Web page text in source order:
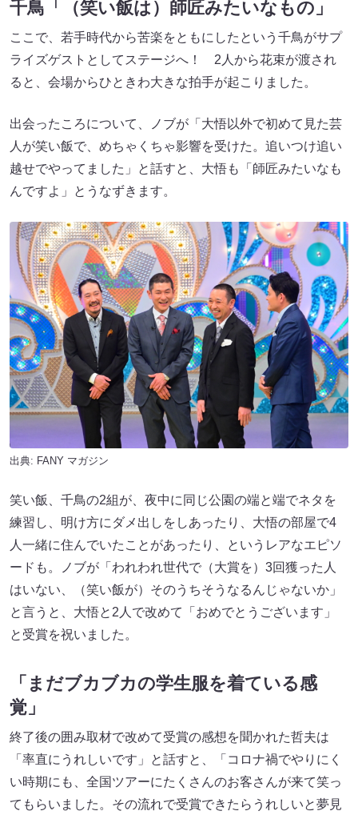
千鳥「（笑い飯は）師匠みたいなもの」
ここで、若手時代から苦楽をともにしたという千鳥がサプ
ライズゲストとしてステージへ！ 2人から花束が渡され
ると、会場からひときわ大きな拍手が起こりました。
出会ったころについて、ノブが「大悟以外で初めて見た芸
人が笑い飯で、めちゃくちゃ影響を受けた。追いつけ追い
越せでやってました」と話すと、大悟も「師匠みたいなも
んですよ」とうなずきます。
出典: FANY マガジン
笑い飯、千鳥の2組が、夜中に同じ公園の端と端でネタを
練習し、明け方にダメ出しをしあったり、大悟の部屋で4
人一緒に住んでいたことがあったり、というレアなエピソ
ードも。ノブが「われわれ世代で（大賞を）3回獲った人
はいない、（笑い飯が）そのうちそうなるんじゃないか」
と言うと、大悟と2人で改めて「おめでとうございます」
と受賞を祝いました。
「まだブカブカの学生服を着ている感
覚」
終了後の囲み取材で改めて受賞の感想を聞かれた哲夫は
「率直にうれしいです」と話すと、「コロナ禍でやりにく
い時期にも、全国ツアーにたくさんのお客さんが来て笑っ
てもらいました。その流れで受賞できたらうれしいと夢見